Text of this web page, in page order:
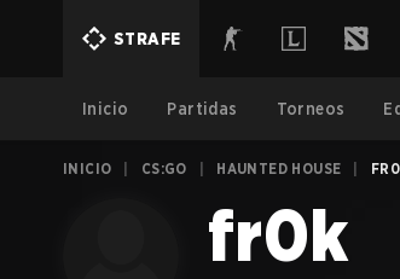
STRAFE
Inicio Partidas Torneos
INICIO CS:GO HAUNTED HOUSE
fr0k